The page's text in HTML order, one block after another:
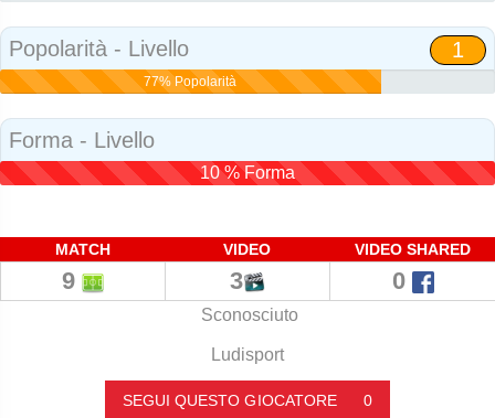
Popolarità - Livello 1
77% Popolarità
Forma - Livello
10 % Forma
MATCH VIDEO VIDEO SHARED
9 3 0
Sconosciuto
Ludisport
SEGUI QUESTO GIOCATORE 0